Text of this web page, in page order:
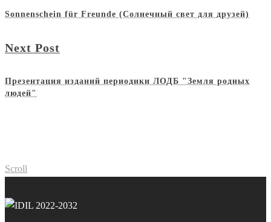
Sonnenschein für Freunde (Солнечный свет для друзей)
Next Post
Презентация изданий периодики ЛОДБ "Земля родных
людей"
Scroll